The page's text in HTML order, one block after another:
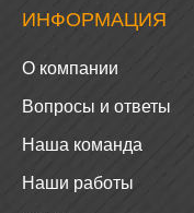
ИНФОРМАЦИЯ
О компании
Вопросы и ответы
Наша команда
Наши работы